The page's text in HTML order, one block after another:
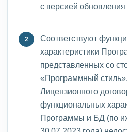
с версией
Соответствуют
характеристики
представленных со
«Программный
Лицензионного
функциональных
Программы и БД (по